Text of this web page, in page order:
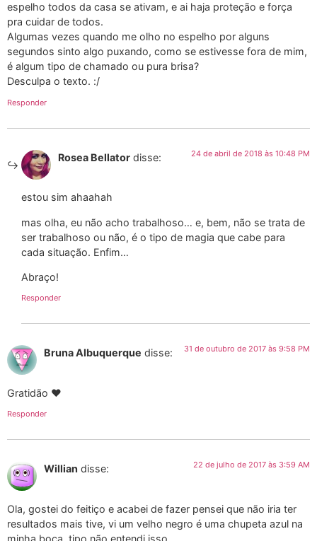
espelho todos da casa se ativam, e ai haja proteção e força
pra cuidar de todos.
Algumas vezes quando me olho no espelho por alguns
segundos sinto algo puxando, como se estivesse fora de mim,
é algum tipo de chamado ou pura brisa?
Desculpa o texto. :/
Responder
Rosea Bellator disse: 24 de abril de 2018 às 10:48 PM
estou sim ahaahah
mas olha, eu não acho trabalhoso… e, bem, não se trata de
ser trabalhoso ou não, é o tipo de magia que cabe para
cada situação. Enfim…
Abraço!
Responder
Bruna Albuquerque disse: 31 de outubro de 2017 às 9:58 PM
Gratidão ♥
Responder
Willian disse: 22 de julho de 2017 às 3:59 AM
Ola, gostei do feitiço e acabei de fazer pensei que não iria ter
resultados mais tive, vi um velho negro é uma chupeta azul na
minha boca, tipo não entendi isso…